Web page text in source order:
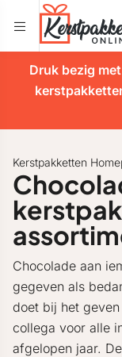
Druk bezig
Kerstpakketten
Chocolade aan
gegeven als
doet bij het
collega voor alle
afgelopen jaar.